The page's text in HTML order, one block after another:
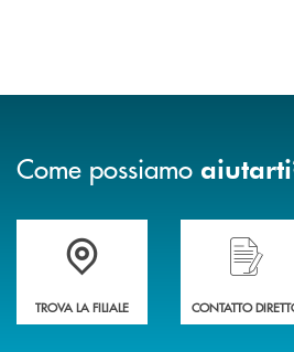
Come possiamo aiutarti
Accedi all' elenco completo delle filiali .
TROVA LA FILIALE
Hai bisogno
CONTATTO